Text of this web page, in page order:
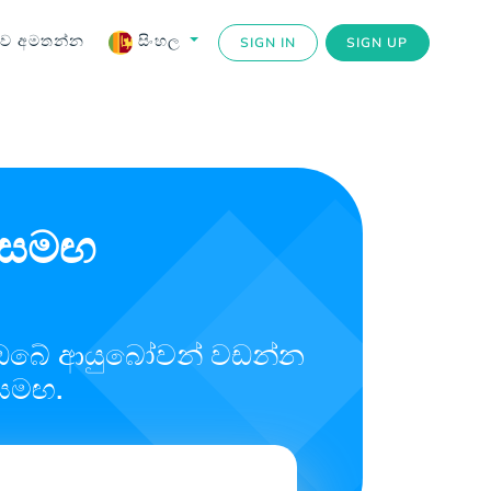
අමතන්න සිංහල SIGN IN SIGN UP
සමඟ
ඔබේ ආයුබෝවන් වඩන්න